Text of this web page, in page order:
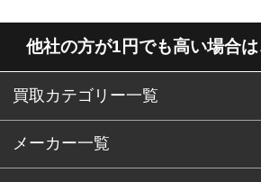
他社の方が1円でも高い場合は
買取カテゴリー一覧
メーカー一覧